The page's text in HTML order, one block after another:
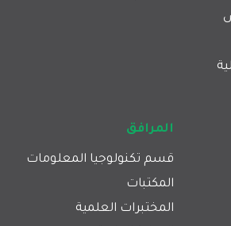
المرافق
قسم تكنولوجيا المعلومات
المكتبات
المختبرات العلمية